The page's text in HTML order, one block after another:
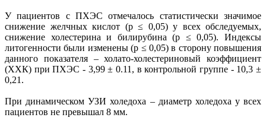
У пациентов с ПХЭС отмечалось статистически значимое
снижение желчных кислот (р ≤ 0,05) у всех обследуемых,
снижение холестерина и билирубина (р ≤ 0,05). Индексы
литогенности были изменены (р ≤ 0,05) в сторону повышения
данного показателя – холато-холестериновый коэффициент
(ХХК) при ПХЭС - 3,99 ± 0.11, в контрольной группе - 10,3 ±
0,21.
При динамическом УЗИ холедоха – диаметр холедоха у всех
пациентов не превышал 8 мм.